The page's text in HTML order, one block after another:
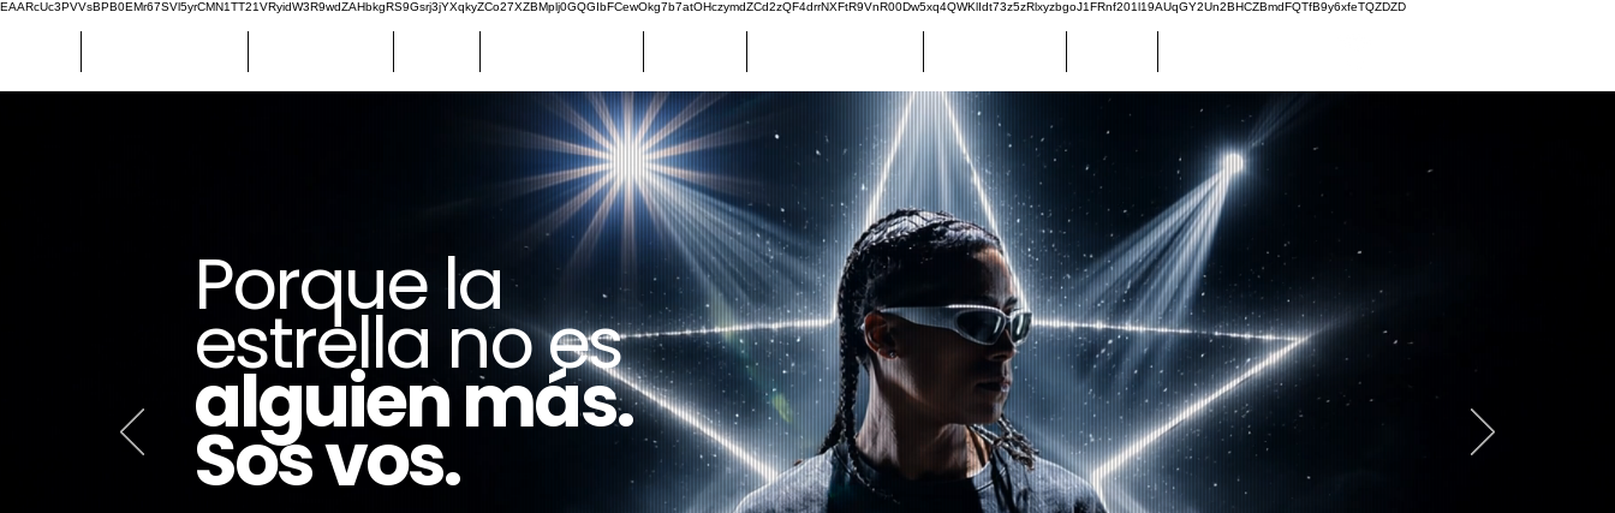
EAARcUc3PVVsBPB0EMr67SVl5yrCMN1TT21VRyidW3R9wdZAHbkgRS9Gsrj3jYXqkyZCo27XZBMplj0GQGIbFCewOkg7b7atOHczymdZCd2zQF4drrNXFtR9VnR00Dw5xq4QWKlIdt73z5zRlxyzbgoJ1FRnf201l19AUqGY2Un2BHCZBmdFQTfB9y6xfeTQZDZD
Porque la
estrella no es
alguien más.
Sos vos.